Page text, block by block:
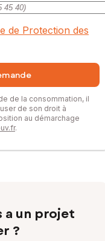
de Protection des
de la consommation, il
de son droit à
au démarchage
.
a un projet
?